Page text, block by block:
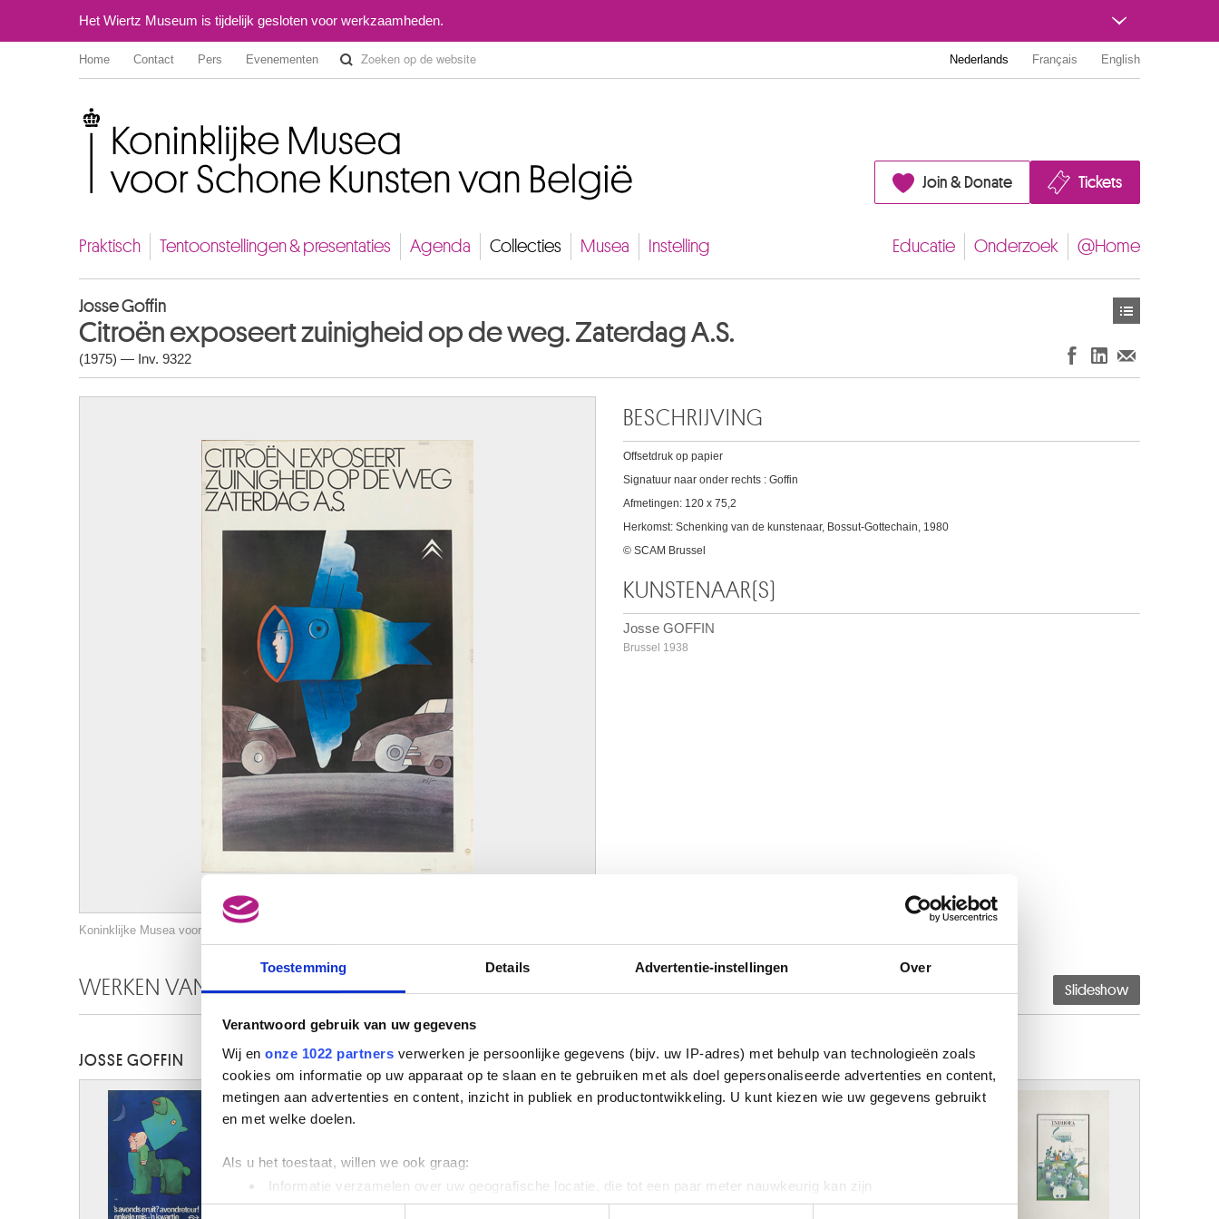
Toestemming Details Advertentie-instellingen Over
Verantwoord gebruik van uw gegevens
Wij en onze 1022 partners verwerken je persoonlijke gegevens (bijv. uw IP-adres) met behulp van technologieën zoals
cookies om informatie op uw apparaat op te slaan en te gebruiken met als doel gepersonaliseerde advertenties en content,
metingen aan advertenties en content, inzicht in publiek en productontwikkeling. U kunt kiezen wie uw gegevens gebruikt
en met welke doelen.
Als u het toestaat, willen we ook graag:
Informatie verzamelen over uw geografische locatie, die tot een paar meter nauwkeurig kan zijn
Uw apparaat identificeren door het actief te scannen op specifieke eigenschappen (fingerprinting)
Het Wiertz Museum is tijdelijk gesloten voor werkzaamheden.
Home Contact Pers Evenementen Nederlands Français English
Join & Donate Tickets
Praktisch Tentoonstellingen & presentaties Agenda Collecties Musea Instelling Educatie Onderzoek @Home
Josse Goffin
Citroën exposeert zuinigheid op de weg. Zaterdag A.S.
(1975) — Inv. 9322
Koninklijke Musea voor Schone Kunsten van België, Brussel / foto : J. Geleyns - Art Photography
BESCHRIJVING
Offsetdruk op papier
Signatuur naar onder rechts : Goffin
Afmetingen: 120 x 75,2
Herkomst: Schenking van de kunstenaar, Bossut-Gottechain, 1980
© SCAM Brussel
KUNSTENAAR(S)
Josse GOFFIN
Brussel 1938
WERKEN VAN DEZELFDE KUNSTENAAR Slideshow
JOSSE GOFFIN